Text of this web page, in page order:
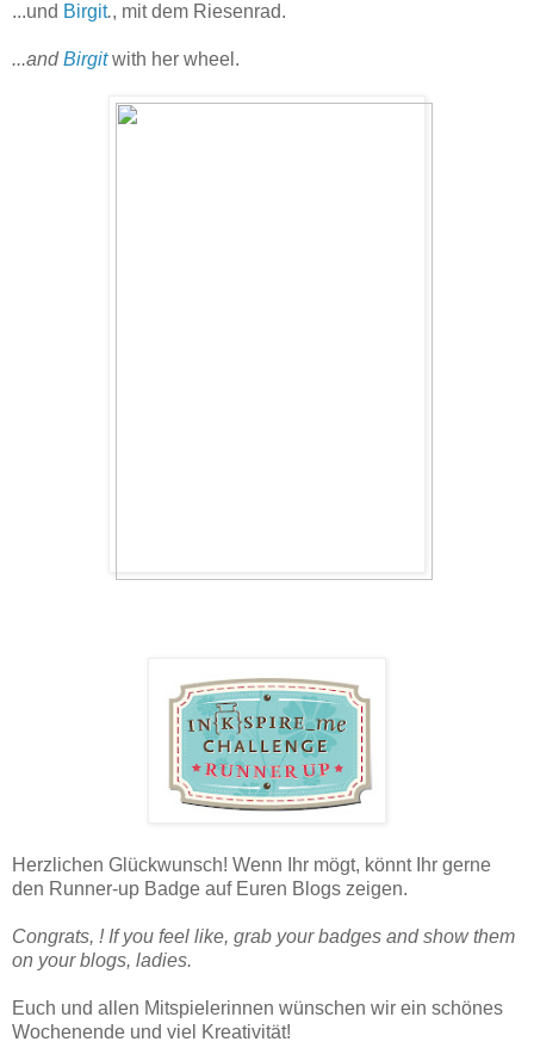
...und Birgit., mit dem Riesenrad.
...andBirgit with her wheel.
Herzlichen Glückwunsch! Wenn Ihr mögt, könnt Ihr gerne
den Runner-up Badge auf Euren Blogs zeigen.
Congrats, ! If you feel like, grab your badges and show them
on your blogs, ladies.
Euch und allen Mitspielerinnen wünschen wir ein schönes
Wochenende und viel Kreativität!